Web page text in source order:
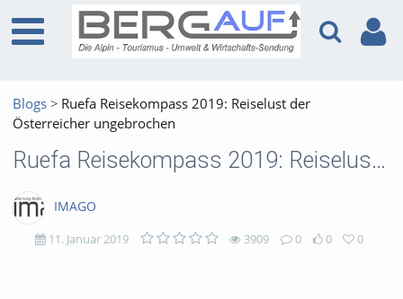
Blogs
Ruefa Reisekompass 2019: Reiselust der
Österreicher ungebrochen
Ruefa Reisekompass 2019: Reiselust der Österreicher ungebrochen
IMAGO
11. Januar 2019 3909 0 0 0